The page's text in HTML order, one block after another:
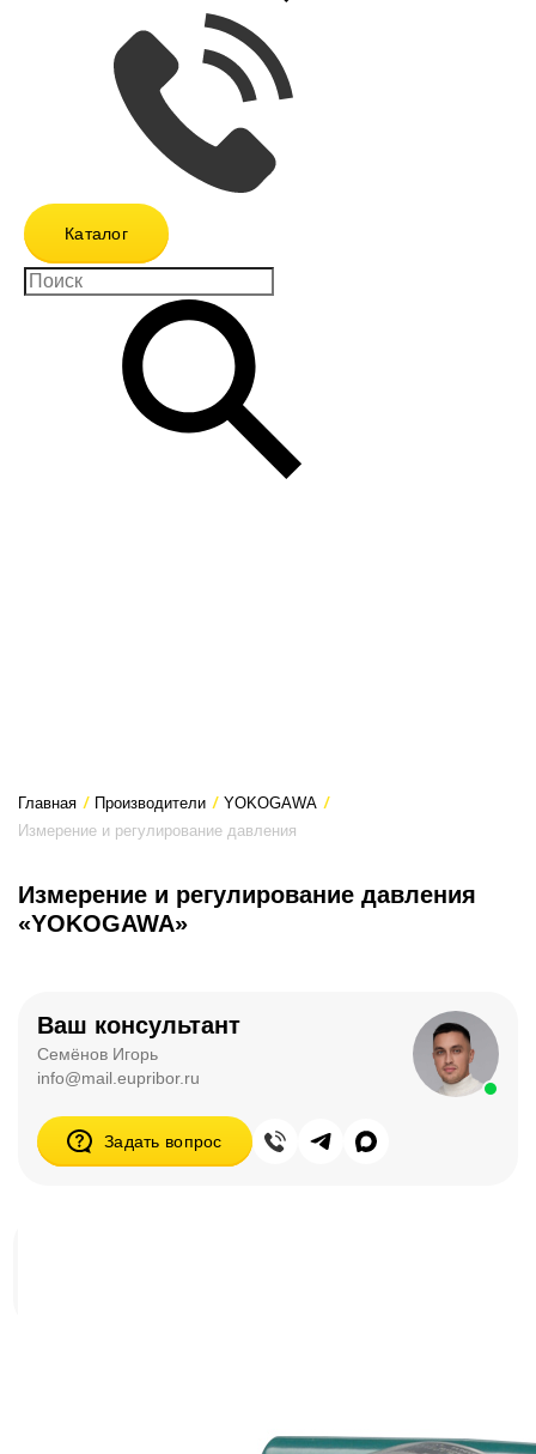
Каталог
Главная / Производители / YOKOGAWA /
Измерение и регулирование давления
Измерение и регулирование давления
«YOKOGAWA»
Ваш консультант
Семёнов Игорь
info@mail.eupribor.ru
Задать вопрос